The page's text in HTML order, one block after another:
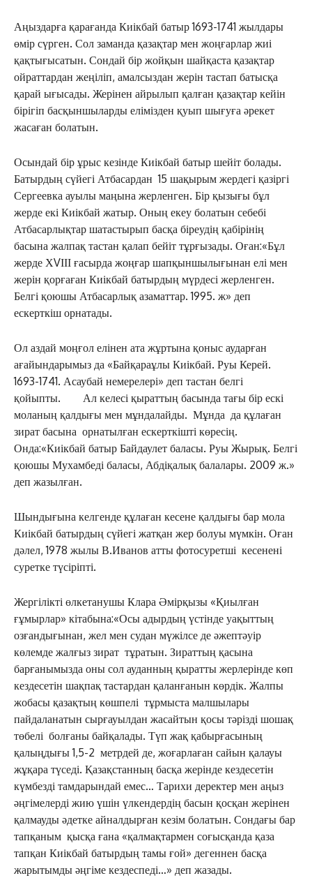
Аңыздарға қарағанда Киікбай батыр 1693-1741 жылдары
өмір сүрген. Сол заманда қазақтар мен жоңғарлар жиі
қақтығысатын. Сондай бір жойқын шайқаста қазақтар
ойраттардан жеңіліп, амалсыздан жерін тастап батысқа
қарай ығысады. Жерінен айрылып қалған қазақтар кейін
бірігіп басқыншыларды елімізден қуып шығуға әрекет
жасаған болатын.
Осындай бір ұрыс кезінде Киікбай батыр шейіт болады.
Батырдың сүйегі Атбасардан 15 шақырым жердегі қазіргі
Сергеевка ауылы маңына жерленген. Бір қызығы бұл
жерде екі Киікбай жатыр. Оның екеу болатын себебі
Атбасарлықтар шатастырып басқа біреудің қабірінің
басына жалпақ тастан қалап бейіт тұрғызады. Оған:«Бұл
жерде ХVІІІ ғасырда жоңғар шапқыншылығынан елі мен
жерін қорғаған Киікбай батырдың мүрдесі жерленген.
Белгі қоюшы Атбасарлық азаматтар. 1995. ж» деп
ескерткіш орнатады.
Ол аздай моңғол елінен ата жұртына қоныс аударған
ағайындарымыз да «Байқараұлы Киікбай. Руы Керей.
1693-1741. Асаубай немерелері» деп тастан белгі
қойыпты. Ал келесі қыраттың басында тағы бір ескі
моланың қалдығы мен мұндалайды. Мұнда да құлаған
зират басына орнатылған ескерткішті көресің.
Онда:«Киікбай батыр Байдаулет баласы. Руы Жырық. Белгі
қоюшы Мухамбеді баласы, Абдіқалық балалары. 2009 ж.»
деп жазылған.
Шындығына келгенде құлаған кесене қалдығы бар мола
Киікбай батырдың сүйегі жатқан жер болуы мүмкін. Оған
дәлел, 1978 жылы В.Иванов атты фотосуретші кесенені
суретке түсіріпті.
Жергілікті өлкетанушы Клара Әмірқызы «Қиылған
ғұмырлар» кітабына:«Осы адырдың үстінде уақыттың
озғандығынан, жел мен судан мүжілсе де әжептәуір
көлемде жалғыз зират тұратын. Зираттың қасына
барғанымызда оны сол ауданның қыратты жерлерінде көп
кездесетін шақпақ тастардан қаланғанын көрдік. Жалпы
жобасы қазақтың көшпелі тұрмыста малшылары
пайдаланатын сырғауылдан жасайтын қосы тәрізді шошақ
төбелі болғаны байқалады. Түп жақ қабырғасының
қалыңдығы 1,5-2 метрдей де, жоғарлаған сайын қалауы
жұқара түседі. Қазақстанның басқа жерінде кездесетін
күмбезді тамдарындай емес… Тарихи деректер мен аңыз
әңгімелерді жию үшін үлкендердің басын қосқан жерінен
қалмауды әдетке айналдырған кезім болатын. Сондағы бар
тапқаным қысқа ғана «қалмақтармен соғысқанда қаза
тапқан Киікбай батырдың тамы ғой» дегеннен басқа
жарытымды әңгіме кездеспеді…» деп жазады.